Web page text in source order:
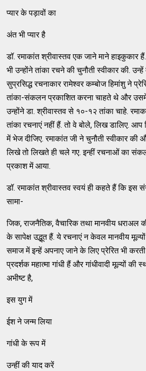
प्यार के पड़ावों का
अंत भी प्यार है
डॉ. रमाकांत श्रीवास्तव एक जाने माने हाइकुकार
भी उन्होंने तांका रचने की चुनौती स्वीकार की.
सुप्रसिद्ध रचनाकार रामेश्वर कम्बोज हिमांशु ने
तांका-संकलन प्रकाशित करना चाहते थे और
उन्होंने डा. श्रीवास्तव से १०-१२ तांका चाहे.
तांका रचनाएं नहीं हैं. तो वे बोले, लिख डालिए.
में भेज दीजिए. रमाकांत जी ने चुनौती स्वीकार
लिखे तो लिखते ही चले गए. इन्हीं रचनाओं का
प्रकाश में आया.
डॉ. रमाकांत श्रीवास्तव स्वयं ही कहते हैं कि इस
सामा-
जिक, राजनैतिक, वैचारिक तथा मानवीय धराअल
के सापेक्ष उद्भूत हैं. ये रचनाएं न केवल मानवीय
समाज में इन्हें अपनाए जाने के लिए प्रेरित भी
प्रदर्शक महात्मा गांधी हैं और गांधीवादी मूल्यों की
अभीष्ट है,
इस युग में
ईश ने जन्म लिया
गांधी के रूप में
उन्हीं की याद करें